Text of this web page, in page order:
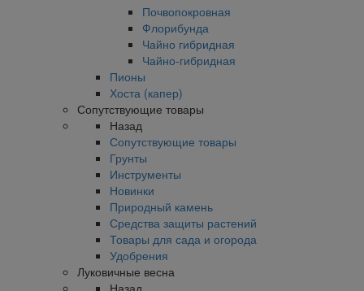
Почвопокровная
Флорибунда
Чайно гибридная
Чайно-гибридная
Пионы
Хоста (капер)
Сопутствующие товары
Назад
Сопутствующие товары
Грунты
Инструменты
Новинки
Природный камень
Средства защиты растений
Товары для сада и огорода
Удобрения
Луковичные весна
Назад